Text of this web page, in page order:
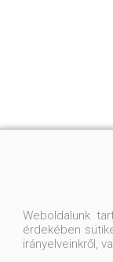
Weboldalunk
érdekében
irányelveinkről,